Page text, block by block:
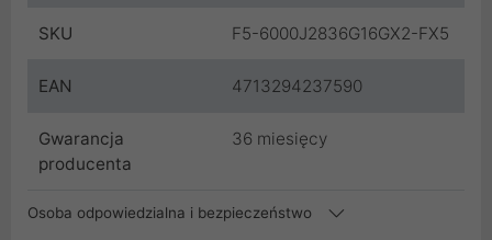
SKU F5-6000J2836G16GX2-FX5
EAN 4713294237590
Gwarancja
producenta
36 miesięcy
Osoba odpowiedzialna i bezpieczeństwo